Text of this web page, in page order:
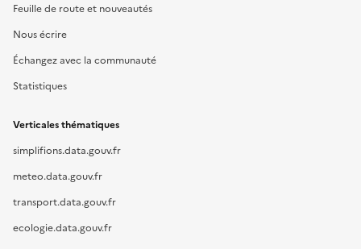
Feuille de route et nouveautés
Nous écrire
Échangez avec la communauté
Statistiques
Verticales thématiques
simplifions.data.gouv.fr
meteo.data.gouv.fr
transport.data.gouv.fr
ecologie.data.gouv.fr